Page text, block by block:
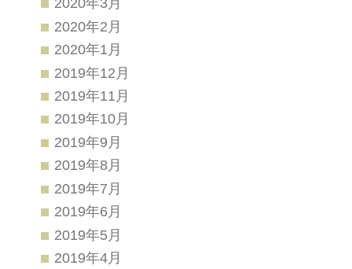
2020年2月
2020年1月
2019年12月
2019年11月
2019年10月
2019年9月
2019年8月
2019年7月
2019年6月
2019年5月
2019年4月